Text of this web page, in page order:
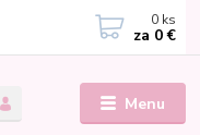
Menu
0 ks
za 0 €